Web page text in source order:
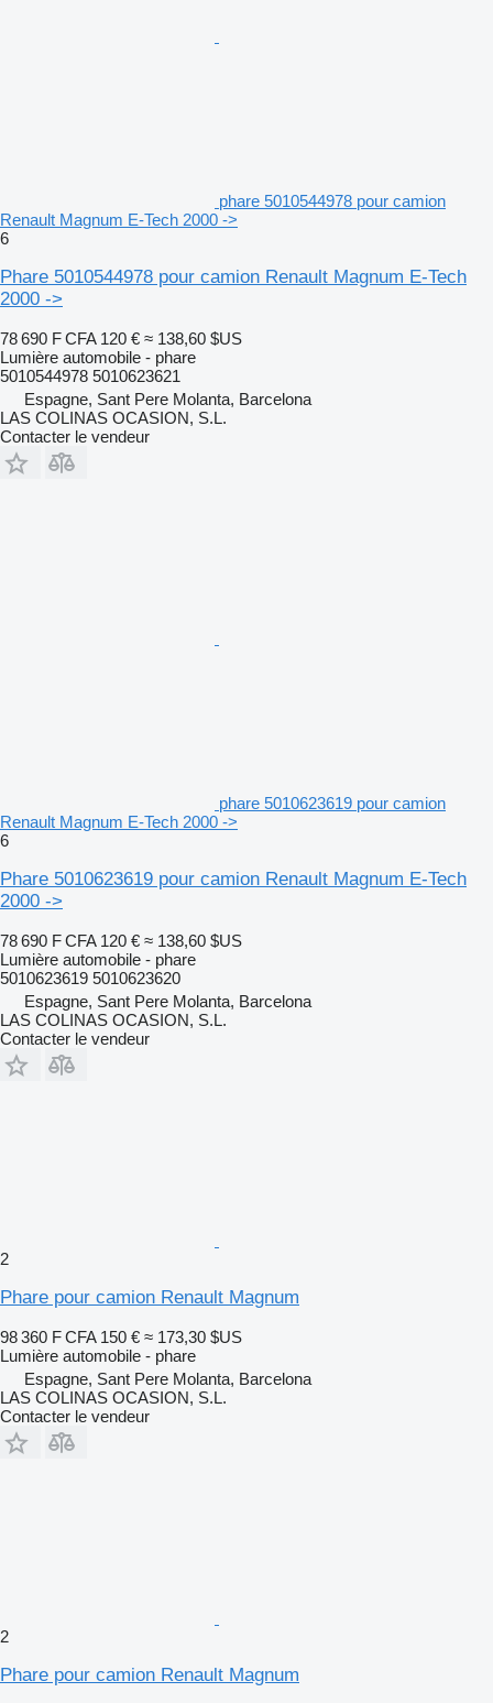
phare 5010544978 pour camion
Renault Magnum E-Tech 2000 ->
6
Phare 5010544978 pour camion Renault Magnum E-Tech
2000 ->
78 690 F CFA 120 € ≈ 138,60 $US
Lumière automobile - phare
5010544978 5010623621
Espagne, Sant Pere Molanta, Barcelona
LAS COLINAS OCASION, S.L.
Contacter le vendeur
phare 5010623619 pour camion
Renault Magnum E-Tech 2000 ->
6
Phare 5010623619 pour camion Renault Magnum E-Tech
2000 ->
78 690 F CFA 120 € ≈ 138,60 $US
Lumière automobile - phare
5010623619 5010623620
Espagne, Sant Pere Molanta, Barcelona
LAS COLINAS OCASION, S.L.
Contacter le vendeur
2
Phare pour camion Renault Magnum
98 360 F CFA 150 € ≈ 173,30 $US
Lumière automobile - phare
Espagne, Sant Pere Molanta, Barcelona
LAS COLINAS OCASION, S.L.
Contacter le vendeur
2
Phare pour camion Renault Magnum